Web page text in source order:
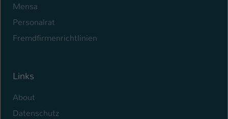
Mensa
Personalrat
Fremdfirmenrichtlinien
Links
About
Datenschutz